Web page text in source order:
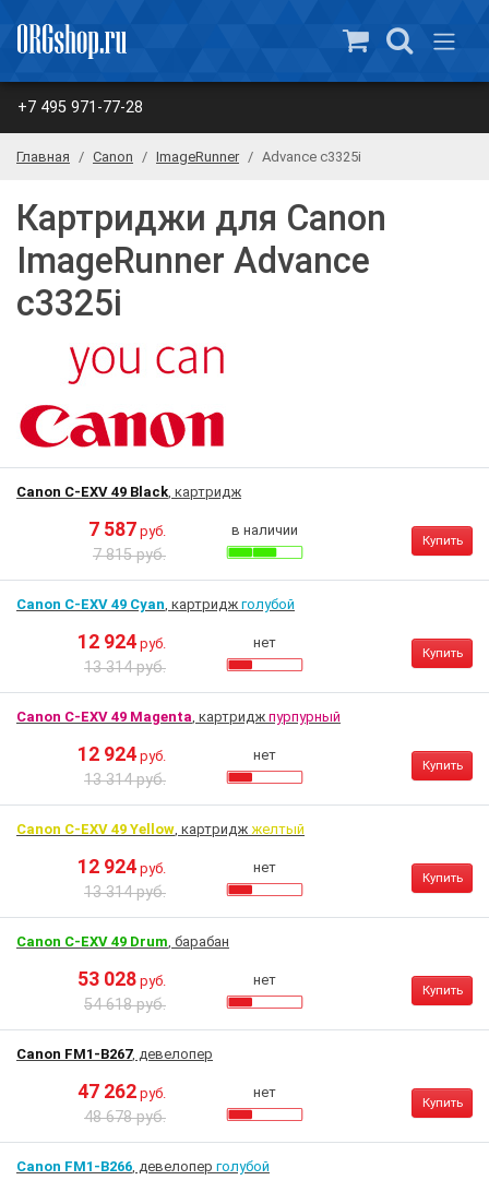
+7 495 971-77-28
Главная Canon ImageRunner Advance c3325i
Картриджи для Canon
ImageRunner Advance
c3325i
Canon C-EXV 49 Black, картридж
7 587 руб.
7 815 руб.
в наличии
Купить
Canon C-EXV 49 Cyan, картридж голубой
12 924 руб.
13 314 руб.
нет
Купить
Canon C-EXV 49 Magenta, картридж пурпурный
12 924 руб.
13 314 руб.
нет
Купить
Canon C-EXV 49 Yellow, картридж желтый
12 924 руб.
13 314 руб.
нет
Купить
Canon C-EXV 49 Drum, барабан
53 028 руб.
54 618 руб.
нет
Купить
Canon FM1-B267, девелопер
47 262 руб.
48 678 руб.
нет
Купить
Canon FM1-B266, девелопер голубой